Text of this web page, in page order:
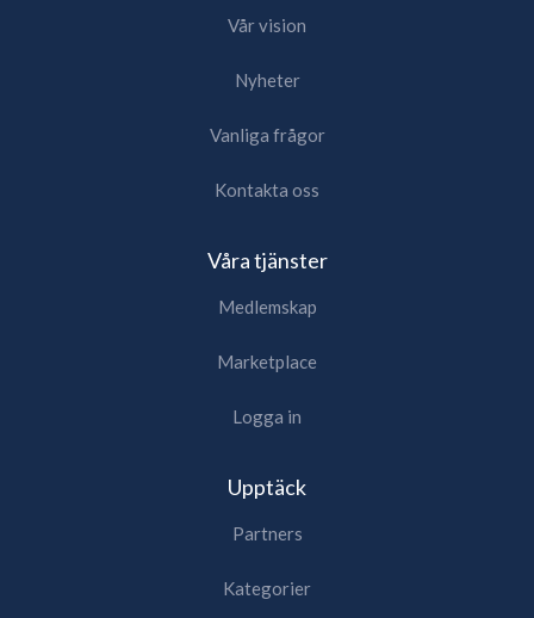
Vår vision
Nyheter
Vanliga frågor
Kontakta oss
Våra tjänster
Medlemskap
Marketplace
Logga in
Upptäck
Partners
Kategorier